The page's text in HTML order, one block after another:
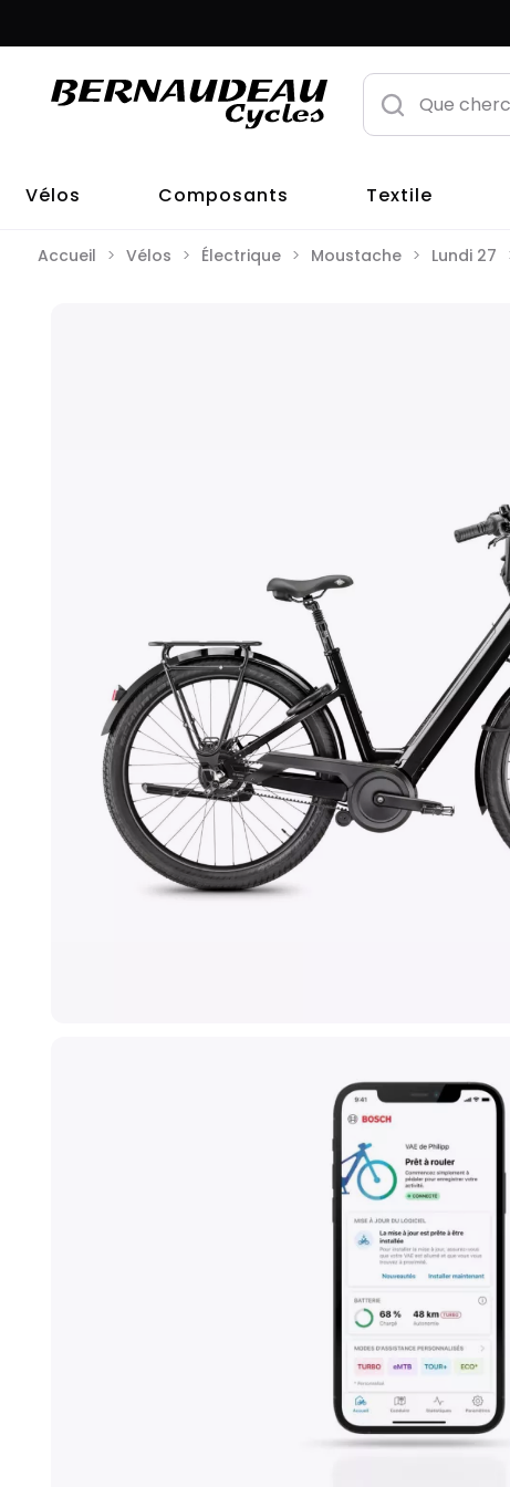
Vélos Composants Textile
Accueil Vélos Électrique Moustache Lundi 27